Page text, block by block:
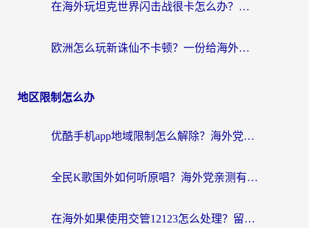
在海外玩坦克世界闪击战很卡怎么办？老玩家亲测有效的加速器选择指南
欧洲怎么玩新诛仙不卡顿？一份给海外游子的国服游戏畅玩指南
地区限制怎么办
优酷手机app地域限制怎么解除？海外党亲测有效的追剧方案
全民K歌国外如何听原唱？海外党亲测有效的回国加速器选择指南
在海外如果使用交管12123怎么处理？留学生亲测有效的回国加速方案